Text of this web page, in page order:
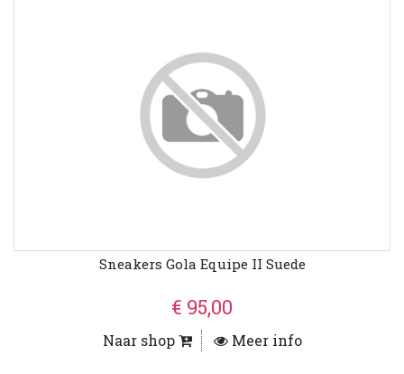
Sneakers Gola Equipe II Suede
€ 95,00
Naar shop Meer info